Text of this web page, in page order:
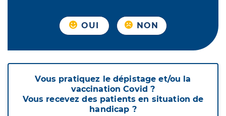
OUI NON
Vous pratiquez le dépistage et/ou la
vaccination Covid ?
Vous recevez des patients en situation de
handicap ?